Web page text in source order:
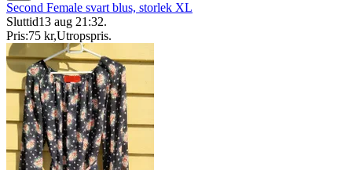
Second Female svart blus, storlek XL
Sluttid13 aug 21:32.
Pris:75 kr,Utropspris.